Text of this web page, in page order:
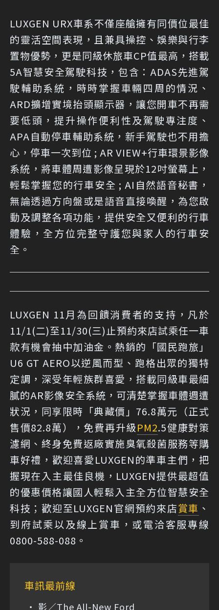
LUXGEN URX車系不僅座艙擁有同價位最佳
的靈活空間表現，且兼具操控、娛樂與行李
置物優勢，更是同級休旅車CP值最高，搭載
5A智慧安全駕駛科技，包含：ADAS先進駕
駛輔助系統，時時掌握車輛四周的情況、
ARD擴增實境抬頭顯示器，讓您開車不再需
要低頭，提升操作便利性及駕駛專注度、
APA自動停車輔助系統，新手駕駛也不用擔
心，停車一次到位 ; AR VIEW+行車環景影像
系統，將車體周遭影像呈現於12吋螢幕上，
輕鬆掌握您的行車安全 ; AI自然語音秘書，
無論透過方向盤或是語音直接喚醒，為您啟
動及調整各項功能，提供安全又便利的行車
體驗，全方位完整守護您與家人的行車安
全。
LUXGEN 11月為回饋消費者的支持，凡於
11/1(二)至11/30(三)止預約來店試乘任一車
款有機會抽中加油金。熱銷的「國民跑旅」
U6 GT AERO以逆風而型、跑格出眾的獨特
定調，深受年輕族群喜愛，搭載同級車最細
膩的AR影像安全系統，可清楚掌握車體週遭
狀況，同享限時「典藏價」76.8萬元（正式
售價82.8萬），免費再升級PM2.5健康對策
濾網、終身免費返廠實施臭氧殺菌服務等購
車好禮，歡迎喜愛LUXGEN的準車主們，把
握現在入主最佳良機，LUXGEN提供最超值
的優惠價格讓國人輕鬆入主全方位智慧安全
科技；歡迎至LUXGEN官網預約來店賞車 、
到府試乘以及線上賞車，或電洽客服專線
0800-588-088。
車訊最前線
影／The All-New Ford